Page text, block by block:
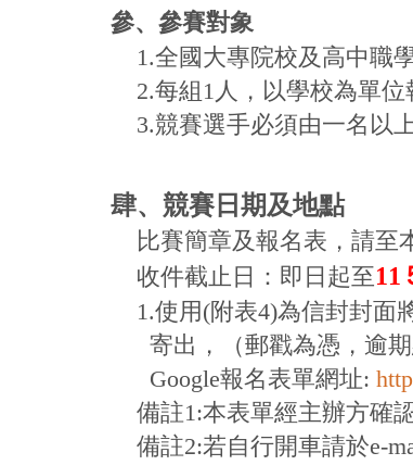
參、 參賽對象
1.全國大專院校及高中職學
2.每組1人，以學校為單位
3.競賽選手必須由一名以
肆、競賽日期及地點
比賽簡章及報名表，請至
收件截止日： 即日起至11
1.使用(附表4)為信封封面
寄出，（郵戳為憑，逾期
Google報名表單網址:
備註1:本表單經主辦方確
備註2:若自行開車請於e-